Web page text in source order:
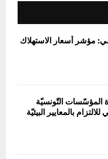
مؤشر أسعار الاستهلاك
: دعوة المؤسّسات التّونسيّة
بالمعايير البيئيّة